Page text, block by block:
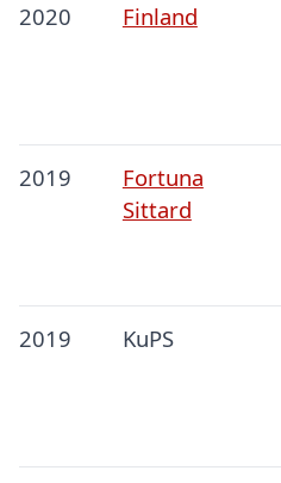
2020 Finland
2019
Fortuna
Sittard
2019 KuPS